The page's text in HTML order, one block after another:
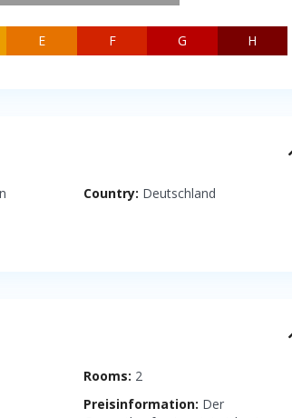
E F G H
Country: Deutschland
Rooms: 2
Preisinformation: Der